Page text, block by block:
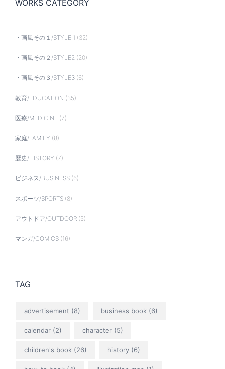
WORKS CATEGORY
・画風その１/STYLE 1 (32)
・画風その２/STYLE2 (20)
・画風その３/STYLE3 (6)
教育/EDUCATION (35)
医療/MEDICINE (7)
家庭/FAMILY (8)
歴史/HISTORY (7)
ビジネス/BUSINESS (6)
スポーツ/SPORTS (8)
アウトドア/OUTDOOR (5)
マンガ/COMICS (16)
TAG
advertisement (8) business book (6)
calendar (2) character (5)
children's book (26) history (6)